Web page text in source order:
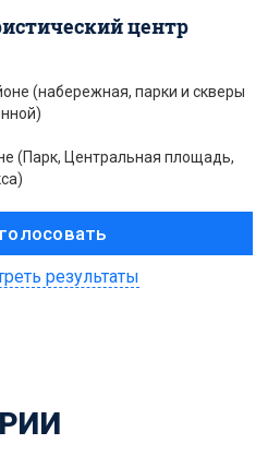
центр
(набережная, парки и скверы
(Парк, Центральная площадь,
результаты